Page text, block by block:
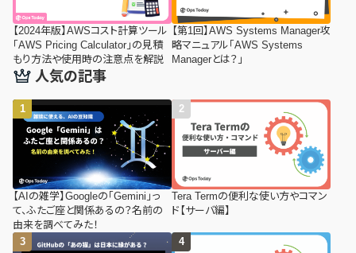
【2024年版】AWSコスト計算ツール
「AWS Pricing Calculator」の見積
もり方法や使用時の注意点を解説
【第1回】AWS Systems Manager攻
略マニュアル「AWS Systems
Managerとは？」
人気の記事
【AIの雑学】Googleの「Gemini」っ
て、ふたご座と関係あるの？名前の
由来を調べてみた！
Tera Termの便利な使い方やコマン
ド【サーバ編】